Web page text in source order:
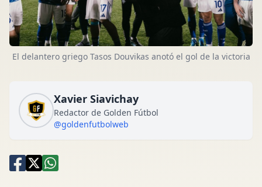
El delantero griego Tasos Douvikas anotó el gol de la victoria
Xavier Siavichay
Redactor de Golden Fútbol
@goldenfutbolweb